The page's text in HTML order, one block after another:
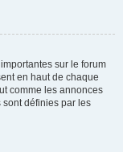
sur le forum
en haut de chaque
comme les annonces
définies par les